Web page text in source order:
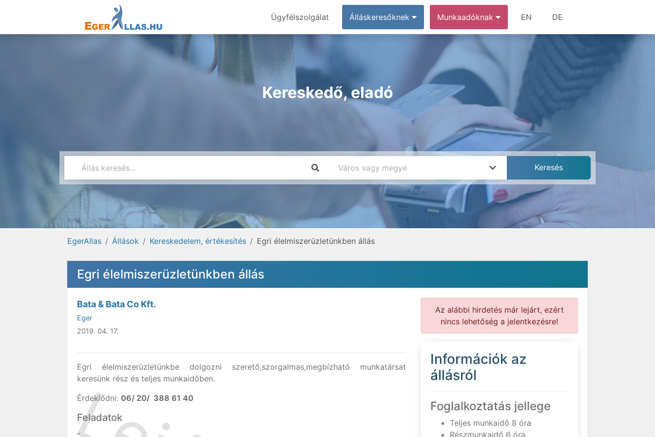
Ügyfélszolgálat Álláskeresőknek Munkaadóknak EN DE
Kereskedő, eladó
EgerAllas Állások Kereskedelem, értékesítés Egri élelmiszerüzletünkben állás
Egri élelmiszerüzletünkben állás
Bata & Bata Co Kft.
Eger
2019. 04. 17.
Egri élelmiszerüzletünkbe dolgozni szerető,szorgalmas,megbízható munkatársat
keresünk rész és teljes munkaidőben.
Érdeklődni: 06/ 20/ 388 61 40
Feladatok
-
Az alábbi hirdetés már lejárt, ezért
nincs lehetőség a jelentkezésre!
Információk az
állásról
Foglalkoztatás jellege
Teljes munkaidő 8 óra
Részmunkaidő 6 óra